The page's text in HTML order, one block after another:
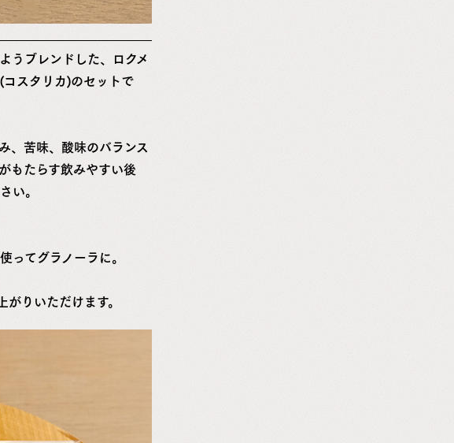
うブレンドした、ロクメ
スタリカ)のセットで
、苦味、酸味のバランス
もたらす飲みやすい後
い。
ってグラノーラに。
りいただけます。